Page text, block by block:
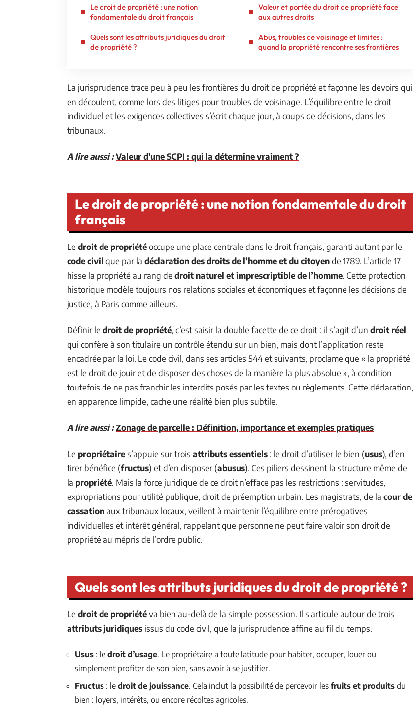
Le droit de propriété : une notion
fondamentale du droit français
Quels sont les attributs juridiques du droit
de propriété ?
Valeur et portée du droit de propriété face
aux autres droits
Abus, troubles de voisinage et limites :
quand la propriété rencontre ses frontières
La jurisprudence trace peu à peu les frontières du droit de propriété et façonne les devoirs qui
en découlent, comme lors des litiges pour troubles de voisinage. L’équilibre entre le droit
individuel et les exigences collectives s’écrit chaque jour, à coups de décisions, dans les
tribunaux.
A lire aussi :Valeur d'une SCPI : qui la détermine vraiment ?
Le droit de propriété : une notion fondamentale du droit
français
Le droit de propriétéoccupe une place centrale dans le droit français, garanti autant par le
code civil que par la déclaration des droits de l’homme et du citoyende 1789. L’article 17
hisse la propriété au rang de droit naturel et imprescriptible de l’homme. Cette protection
historique modèle toujours nos relations sociales et économiques et façonne les décisions de
justice, à Paris comme ailleurs.
Définir le droit de propriété, c’est saisir la double facette de ce droit : il s’agit d’un droit réel
qui confère à son titulaire un contrôle étendu sur un bien, mais dont l’application reste
encadrée par la loi. Le code civil, dans ses articles 544 et suivants, proclame que « la propriété
est le droit de jouir et de disposer des choses de la manière la plus absolue », à condition
toutefois de ne pas franchir les interdits posés par les textes ou règlements. Cette déclaration,
en apparence limpide, cache une réalité bien plus subtile.
A lire aussi :Zonage de parcelle : Définition, importance et exemples pratiques
Le propriétaires’appuie sur trois attributs essentiels : le droit d’utiliser le bien (usus), d’en
tirer bénéfice (fructus) et d’en disposer (abusus). Ces piliers dessinent la structure même de
la propriété. Mais la force juridique de ce droit n’efface pas les restrictions : servitudes,
expropriations pour utilité publique, droit de préemption urbain. Les magistrats, de la cour de
cassationaux tribunaux locaux, veillent à maintenir l’équilibre entre prérogatives
individuelles et intérêt général, rappelant que personne ne peut faire valoir son droit de
propriété au mépris de l’ordre public.
Quels sont les attributs juridiques du droit de propriété ?
Le droit de propriétéva bien au-delà de la simple possession. Il s’articule autour de trois
attributs juridiques issus du code civil, que la jurisprudence affine au fil du temps.
Usus : le droit d’usage. Le propriétaire a toute latitude pour habiter, occuper, louer ou
simplement profiter de son bien, sans avoir à se justifier.
Fructus : le droit de jouissance. Cela inclut la possibilité de percevoir les fruits et produits du
bien : loyers, intérêts, ou encore récoltes agricoles.